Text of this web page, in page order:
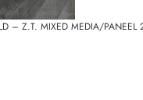
– Z.T. MIXED MEDIA/